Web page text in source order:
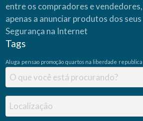
entre os compradores e
apenas a anunciar produtos dos
Segurança na Internet
Tags
Aluga pensao promoção quartos na liberdade republica